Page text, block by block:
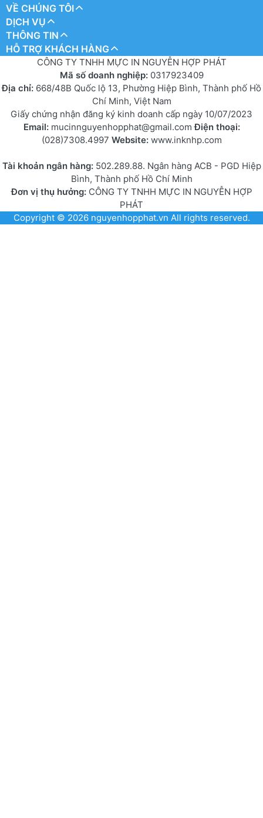
VỀ CHÚNG TÔI
DỊCH VỤ
THÔNG TIN
HỖ TRỢ KHÁCH HÀNG
CÔNG TY TNHH MỰC IN NGUYỄN HỢP PHÁT
Mã số doanh nghiệp: 0317923409
Địa chỉ: 668/48B Quốc lộ 13, Phường Hiệp Bình, Thành phố Hồ
Chí Minh, Việt Nam
Giấy chứng nhận đăng ký kinh doanh cấp ngày 10/07/2023
Email: mucinnguyenhopphat@gmail.comĐiện thoại:
(028)7308.4997 Website: www.inknhp.com
Tài khoản ngân hàng: 502.289.88. Ngân hàng ACB - PGD Hiệp
Bình, Thành phố Hồ Chí Minh
Đơn vị thụ hưởng:CÔNG TY TNHH MỰC IN NGUYỄN HỢP
PHÁT
Copyright © 2026 nguyenhopphat.vn All rights reserved.